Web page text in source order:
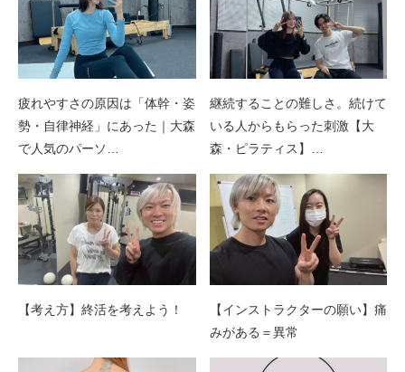
疲れやすさの原因は「体幹・姿
勢・自律神経」にあった｜大森
で人気のパーソ…
継続することの難しさ。続けて
いる人からもらった刺激【大
森・ピラティス】…
【考え方】終活を考えよう！
【インストラクターの願い】痛
みがある＝異常